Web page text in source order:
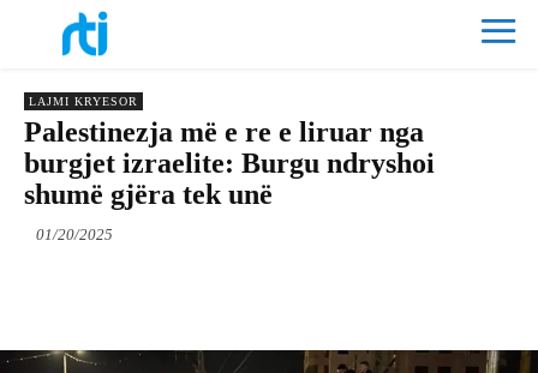
LAJMI KRYESOR
Palestinezja më e re e liruar nga
burgjet izraelite: Burgu ndryshoi
shumë gjëra tek unë
01/20/2025